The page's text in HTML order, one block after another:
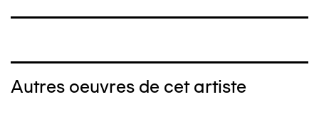
Autres oeuvres de cet artiste